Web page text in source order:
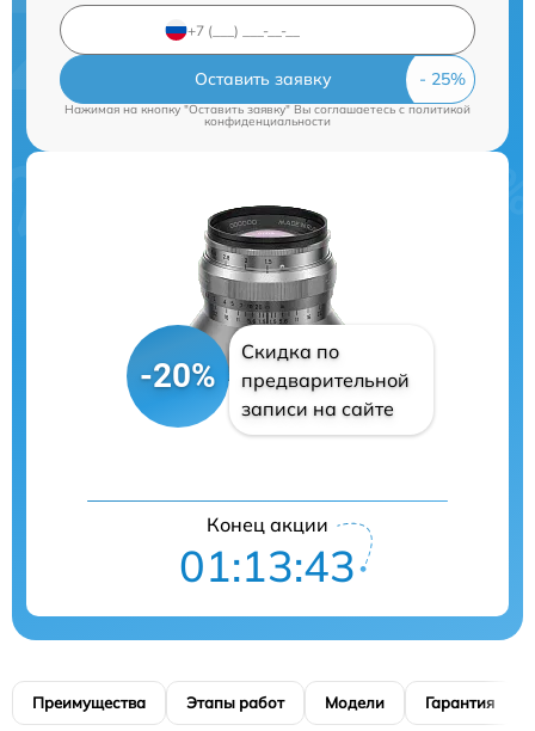
Оставить заявку
Нажимая на кнопку "Оставить заявку" Вы соглашаетесь cполитикой
конфиденциальности
-20%
Скидка по
предварительной
записи на сайте
Конец акции
01:13:42
Преимущества Этапы работ Модели Гарантия